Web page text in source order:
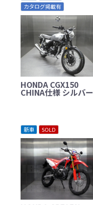
カタログ掲載有
HONDA CGX150
CHINA仕様 シルバー
新車 SOLD